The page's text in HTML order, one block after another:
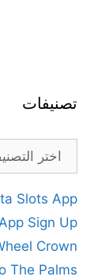
تصنيفات
تصنيفات
Slots App
Sign Up
Crown
The Palms